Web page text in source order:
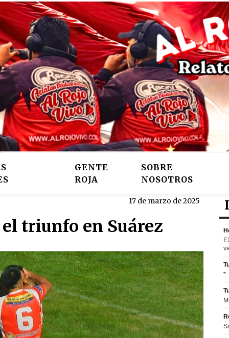
GENTE
ROJA
SOBRE
NOSOTROS
17 de marzo de 2025
el triunfo en Suárez